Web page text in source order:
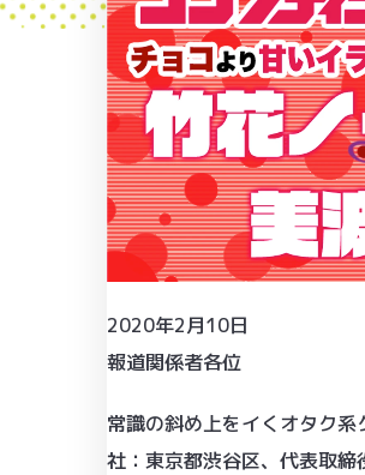
2020年2月10日
報道関係者各位
常識の斜め上をイくオタク
社：東京都渋谷区、代表取締